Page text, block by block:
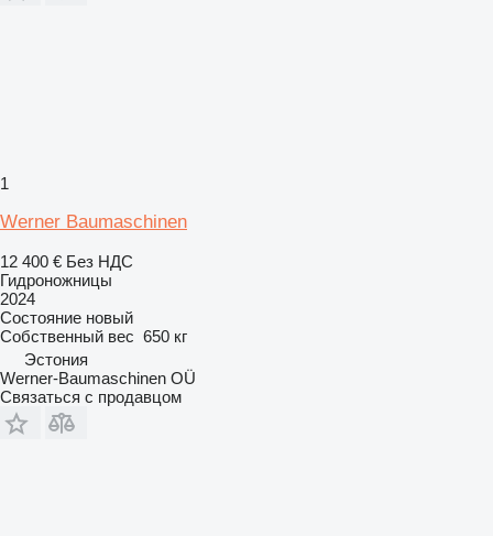
1
Werner Baumaschinen
12 400 € Без НДС
Гидроножницы
2024
Состояние новый
Собственный вес 650 кг
Эстония
Werner-Baumaschinen OÜ
Связаться с продавцом